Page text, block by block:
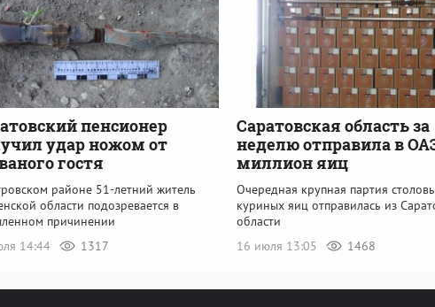
пенсионер
удар ножом от
гостя
районе 51-летний житель
области подозревается в
причинении
14:44
1317
Саратовская область за
неделю отправила в
миллион яиц
Очередная крупная партия
куриных яиц отправилась из
области
16 июля 13:05
1468